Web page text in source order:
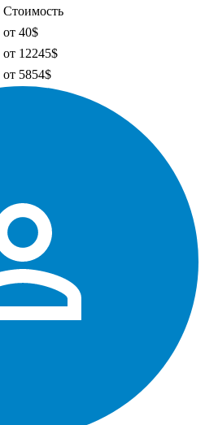
Стоимость
от 40$
от 12245$
от 5854$